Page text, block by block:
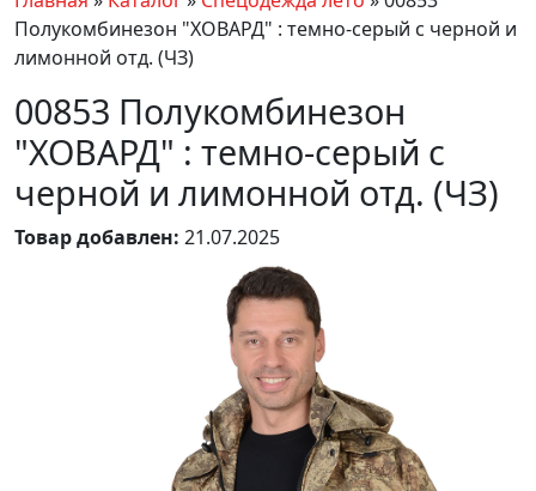
Полукомбинезон "ХОВАРД" : темно-серый с черной и
лимонной отд. (ЧЗ)
00853 Полукомбинезон
"ХОВАРД" : темно-серый с
черной и лимонной отд. (ЧЗ)
Товар добавлен: 21.07.2025